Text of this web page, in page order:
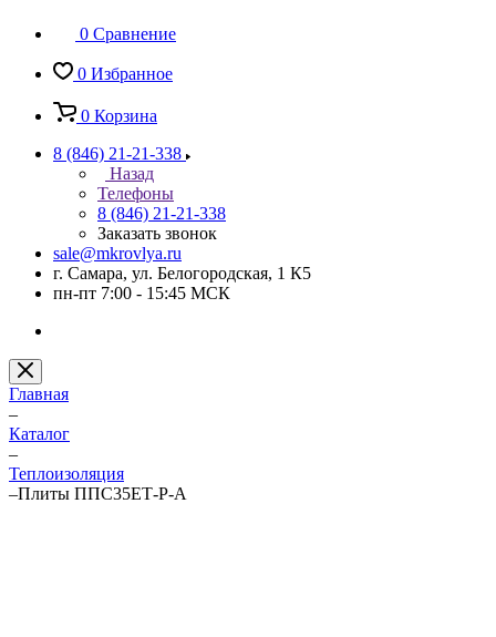
0 Сравнение
0 Избранное
0 Корзина
8 (846) 21-21-338
Назад
Телефоны
8 (846) 21-21-338
Заказать звонок
sale@mkrovlya.ru
г. Самара, ул. Белогородская, 1 К5
пн-пт 7:00 - 15:45 МСК
Главная
–
Каталог
–
Теплоизоляция
–Плиты ППС35ЕТ-Р-А